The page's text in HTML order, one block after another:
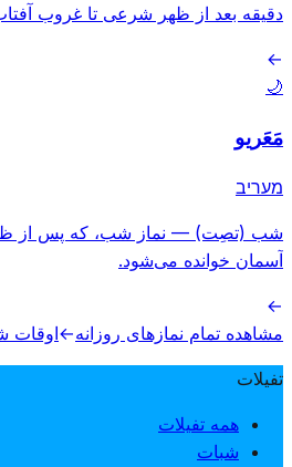
دقیقه بعد از ظهر شرعی تا غروب
→
🌙
مَعَریو
מעריב
شب (تصِت) — نماز شب، که پس از
آسمان خوانده می‌شود.
→
مشاهده تمام نمازهای روزانه→اوقات
تفیلات
همه تفیلات
شبات